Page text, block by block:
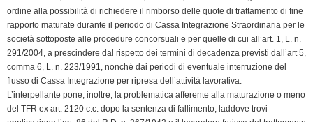
ordine alla possibilità di richiedere il rimborso delle quote di trattamento di fine
rapporto maturate durante il periodo di Cassa Integrazione Straordinaria per le
società sottoposte alle procedure concorsuali e per quelle di cui all’art. 1, L. n.
291/2004, a prescindere dal rispetto dei termini di decadenza previsti dall’art 5,
comma 6, L. n. 223/1991, nonché dai periodi di eventuale interruzione del
flusso di Cassa Integrazione per ripresa dell’attività lavorativa.
L’interpellante pone, inoltre, la problematica afferente alla maturazione o meno
del TFR ex art. 2120 c.c. dopo la sentenza di fallimento, laddove trovi